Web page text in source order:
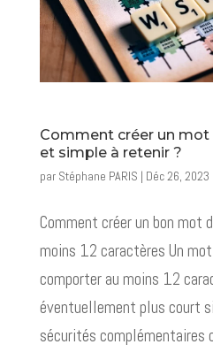
Comment créer un mot
et simple à retenir ?
par Stéphane PARIS | Déc 26, 2023
Comment créer un bon mot
moins 12 caractères Un
comporter au moins 12
éventuellement plus court
sécurités complémentaires